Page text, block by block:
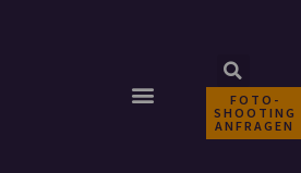
FOTO-
SHOOTING
ANFRAGEN